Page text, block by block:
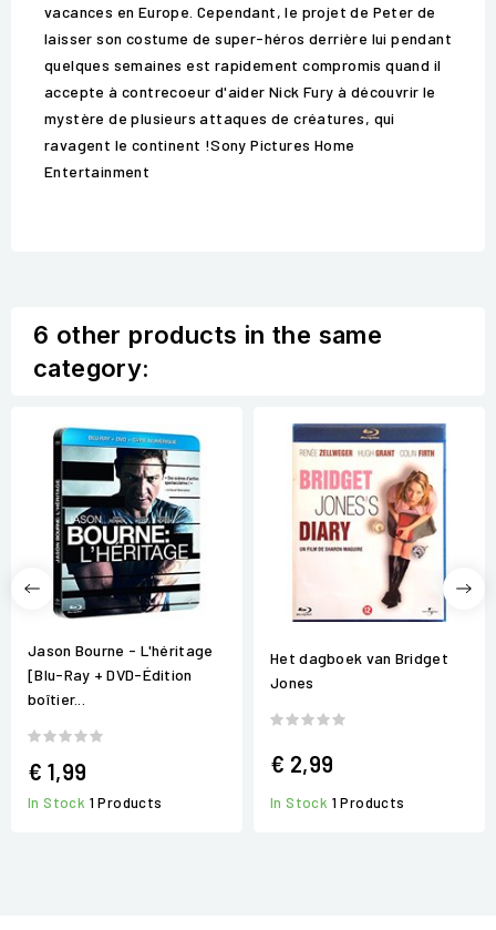
vacances en Europe. Cependant, le projet de Peter de
laisser son costume de super-héros derrière lui pendant
quelques semaines est rapidement compromis quand il
accepte à contrecoeur d'aider Nick Fury à découvrir le
mystère de plusieurs attaques de créatures, qui
ravagent le continent !Sony Pictures Home
Entertainment
6 other products in the same
category:
Jason Bourne - L'héritage
[Blu-Ray + DVD-Édition
boîtier...
€ 1,99
In Stock 1 Products
Het dagboek van Bridget
Jones
€ 2,99
In Stock 1 Products